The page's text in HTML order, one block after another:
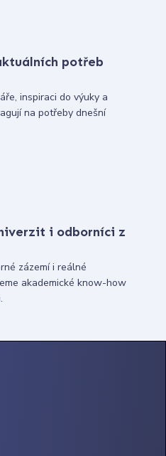
potřeb
inspiraci do výuky a
na potřeby dnešní
i odborníci z
zázemí i reálné
akademické know-how